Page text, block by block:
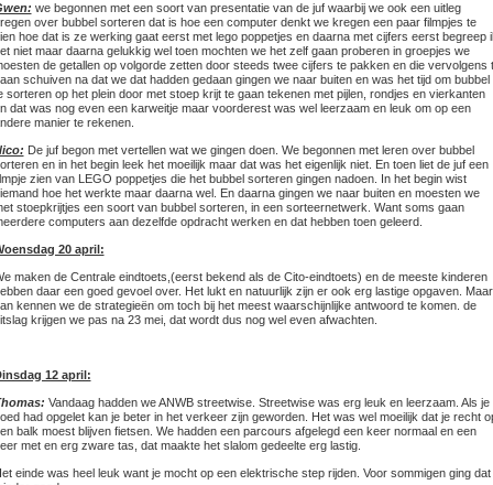
we begonnen met een soort van presentatie van de juf waarbij we ook een uitleg
over bubbel sorteren dat is hoe een computer denkt we kregen een paar filmpjes te
hoe dat is ze werking gaat eerst met lego poppetjes en daarna met cijfers eerst begreep
niet maar daarna gelukkig wel toen mochten we het zelf gaan proberen in groepjes we
de getallen op volgorde zetten door steeds twee cijfers te pakken en die vervolgens
schuiven na dat we dat hadden gedaan gingen we naar buiten en was het tijd om bubbel
sorteren op het plein door met stoep krijt te gaan tekenen met pijlen, rondjes en vierkanten
dat was nog even een karweitje maar voorderest was wel leerzaam en leuk om op een
manier te rekenen.
De juf begon met vertellen wat we gingen doen. We begonnen met leren over bubbel
en in het begin leek het moeilijk maar dat was het eigenlijk niet. En toen liet de juf een
zien van LEGO poppetjes die het bubbel sorteren gingen nadoen. In het begin wist
hoe het werkte maar daarna wel. En daarna gingen we naar buiten en moesten we
stoepkrijtjes een soort van bubbel sorteren, in een sorteernetwerk. Want soms gaan
computers aan dezelfde opdracht werken en dat hebben toen geleerd.
20 april:
maken de Centrale eindtoets,(eerst bekend als de Cito-eindtoets) en de meeste kinderen
daar een goed gevoel over. Het lukt en natuurlijk zijn er ook erg lastige opgaven. Maar
kennen we de strategieën om toch bij het meest waarschijnlijke antwoord te komen. de
krijgen we pas na 23 mei, dat wordt dus nog wel even afwachten.
12 april:
Vandaag hadden we ANWB streetwise. Streetwise was erg leuk en leerzaam. Als je
had opgelet kan je beter in het verkeer zijn geworden. Het was wel moeilijk dat je recht
balk moest blijven fietsen. We hadden een parcours afgelegd een keer normaal en een
met en erg zware tas, dat maakte het slalom gedeelte erg lastig.
einde was heel leuk want je mocht op een elektrische step rijden. Voor sommigen ging dat